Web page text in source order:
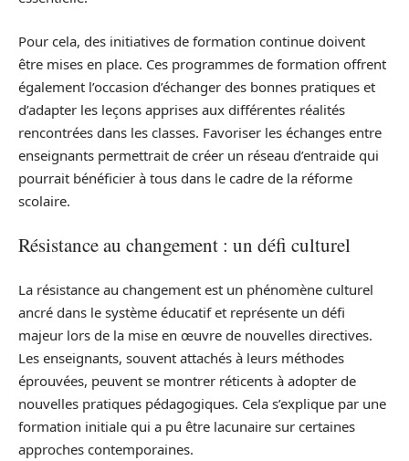
Pour cela, des initiatives de formation continue doivent
être mises en place. Ces programmes de formation offrent
également l’occasion d’échanger des bonnes pratiques et
d’adapter les leçons apprises aux différentes réalités
rencontrées dans les classes. Favoriser les échanges entre
enseignants permettrait de créer un réseau d’entraide qui
pourrait bénéficier à tous dans le cadre de la réforme
scolaire.
Résistance au changement : un défi culturel
La résistance au changement est un phénomène culturel
ancré dans le système éducatif et représente un défi
majeur lors de la mise en œuvre de nouvelles directives.
Les enseignants, souvent attachés à leurs méthodes
éprouvées, peuvent se montrer réticents à adopter de
nouvelles pratiques pédagogiques. Cela s’explique par une
formation initiale qui a pu être lacunaire sur certaines
approches contemporaines.